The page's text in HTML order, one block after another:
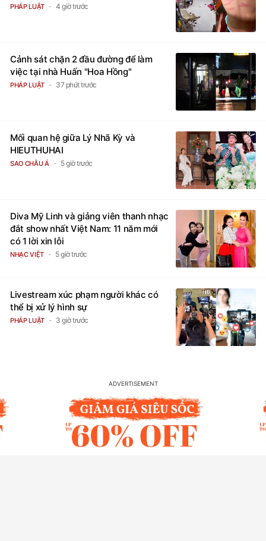
PHÁP LUẬT 4 giờ trước
Cảnh sát chặn 2 đầu đường để làm
việc tại nhà Huấn "Hoa Hồng"
PHÁP LUẬT 37 phút trước
Mối quan hệ giữa Lý Nhã Kỳ và
HIEUTHUHAI
SAO CHÂU Á 5 giờ trước
Diva Mỹ Linh và giảng viên thanh nhạc
đắt show nhất Việt Nam: 11 năm mới
có 1 lời xin lỗi
NHẠC VIỆT 5 giờ trước
Livestream xúc phạm người khác có
thể bị xử lý hình sự
PHÁP LUẬT 3 giờ trước